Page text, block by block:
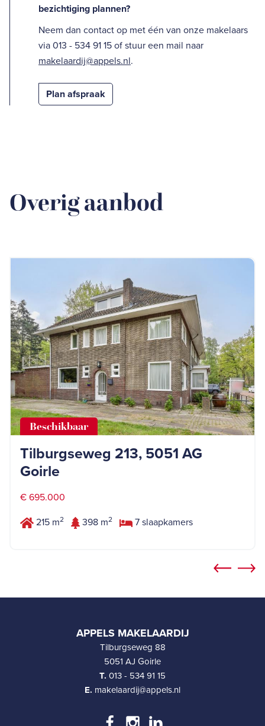
bezichtiging plannen?
Neem dan contact op met één van onze makelaars
via 013 - 534 91 15 of stuur een mail naar
makelaardij@appels.nl.
Plan afspraak
Overig aanbod
Beschikbaar
Tilburgseweg 213, 5051 AG
Goirle
€ 695.000
215 m2 398 m2 7 slaapkamers
APPELS MAKELAARDIJ
Tilburgseweg 88
5051 AJ Goirle
T. 013 - 534 91 15
E. makelaardij@appels.nl